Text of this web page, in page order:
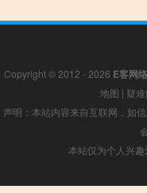
Copyright © 2012 - 2026 E客网络
地图 | 疑
声明：本站内容来自互联网，如
本站仅为个人兴